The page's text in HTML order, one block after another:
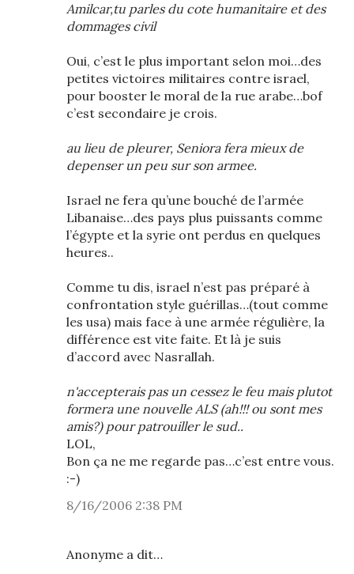
Amilcar,tu parles du cote humanitaire et des
dommages civil
Oui, c’est le plus important selon moi…des
petites victoires militaires contre israel,
pour booster le moral de la rue arabe…bof
c’est secondaire je crois.
au lieu de pleurer, Seniora fera mieux de
depenser un peu sur son armee.
Israel ne fera qu’une bouché de l’armée
Libanaise…des pays plus puissants comme
l’égypte et la syrie ont perdus en quelques
heures..
Comme tu dis, israel n’est pas préparé à
confrontation style guérillas…(tout comme
les usa) mais face à une armée régulière, la
différence est vite faite. Et là je suis
d’accord avec Nasrallah.
n'accepterais pas un cessez le feu mais plutot
formera une nouvelle ALS (ah!!! ou sont mes
amis?) pour patrouiller le sud..
LOL,
Bon ça ne me regarde pas…c’est entre vous.
:-)
8/16/2006 2:38 PM
Anonyme a dit…